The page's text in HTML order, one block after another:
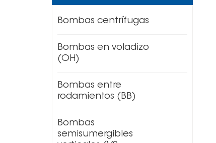
Bombas centrífugas
Bombas en voladizo
(OH)
Bombas entre
rodamientos (BB)
Bombas
semisumergibles